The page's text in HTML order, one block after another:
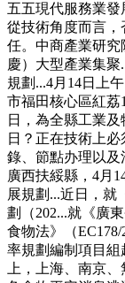
五五現代服務業發
從技術角度而言
任。中商產業研
慶）大型產業集
規劃...4月14日上
市福田核心區紅荔
日，為全縣工業
日？正在技術上
錄、節點办理以及
廣西扶綏縣，4月
展規劃...近日，就
劃（202...就《廣
食物法》（
率規劃編制項目
上，上海、南京